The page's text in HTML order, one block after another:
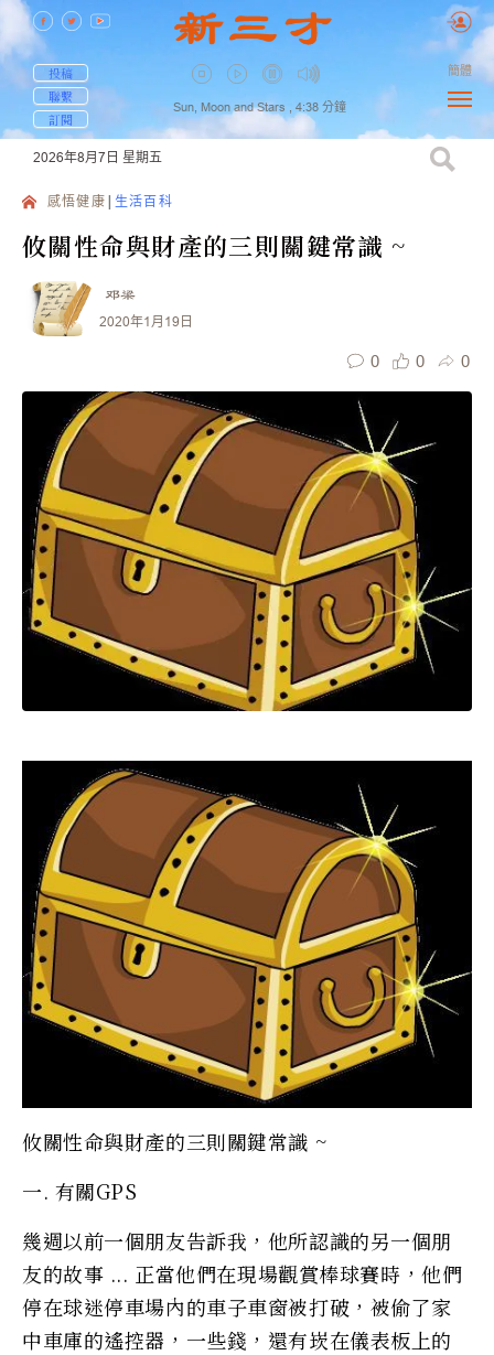
投稿
聯繫
訂閱
Sun, Moon and Stars , 4:38 分鐘
簡體
2026年8月7日 星期五
感悟健康 生活百科
攸關性命與財產的三則關鍵常識 ~
邓梁
2020年1月19日
0 0 0
攸關性命與財產的三則關鍵常識 ~
一. 有關GPS
幾週以前一個朋友告訴我，他所認識的另一個朋
友的故事 ... 正當他們在現場觀賞棒球賽時，他們
停在球迷停車場內的車子車窗被打破，被偷了家
中車庫的遙控器，一些錢，還有崁在儀表板上的